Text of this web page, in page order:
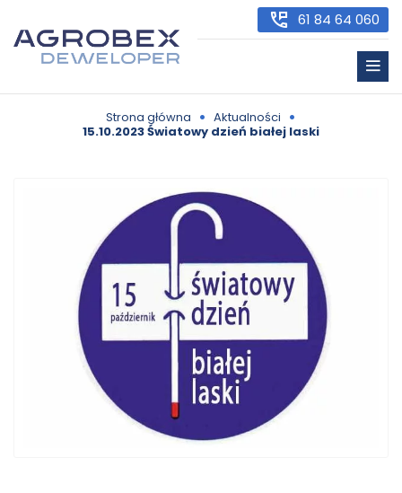
61 84 64 060
Strona główna • Aktualności •
15.10.2023 Światowy dzień białej laski